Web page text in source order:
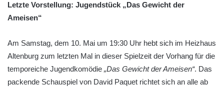
Letzte Vorstellung: Jugendstück „Das Gewicht der
Ameisen“
Am Samstag, dem 10. Mai um 19:30 Uhr hebt sich im Heizhaus
Altenburg zum letzten Mal in dieser Spielzeit der Vorhang für die
temporeiche Jugendkomödie „Das Gewicht der Ameisen“. Das
packende Schauspiel von David Paquet richtet sich an alle ab